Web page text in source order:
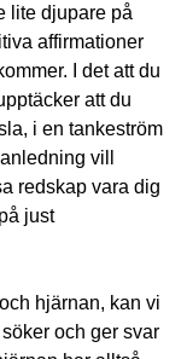
lite djupare på
affirmationer
I det att du
att du
i en tankeström
vill
redskap vara dig
just
hjärnan, kan vi
och ger svar